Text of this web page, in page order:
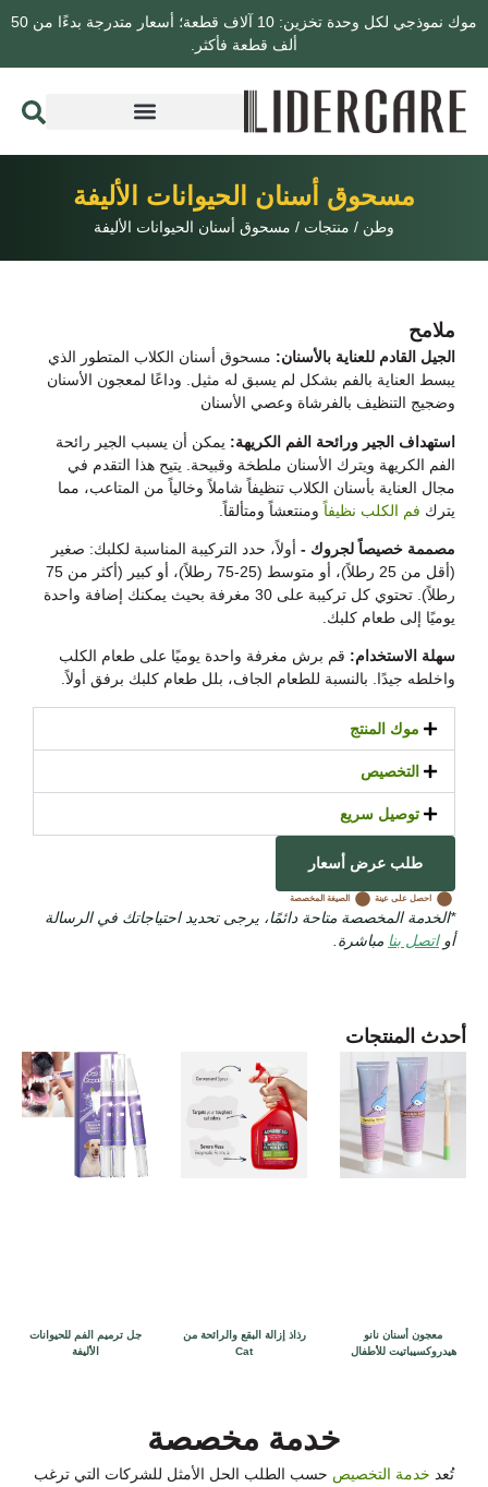
موك نموذجي لكل وحدة تخزين: 10 آلاف قطعة؛ أسعار متدرجة بدءًا من 50
ألف قطعة فأكثر.
مسحوق أسنان الحيوانات الأليفة
وطن / منتجات / مسحوق أسنان الحيوانات الأليفة
ملامح
الجيل القادم للعناية بالأسنان: مسحوق أسنان الكلاب المتطور الذي
يبسط العناية بالفم بشكل لم يسبق له مثيل. وداعًا لمعجون الأسنان
وضجيج التنظيف بالفرشاة وعصي الأسنان
استهداف الجير ورائحة الفم الكريهة: يمكن أن يسبب الجير رائحة
الفم الكريهة ويترك الأسنان ملطخة وقبيحة. يتيح هذا التقدم في
مجال العناية بأسنان الكلاب تنظيفاً شاملاً وخالياً من المتاعب، مما
يترك فم الكلب نظيفاًومنتعشاً ومتألقاً.
مصممة خصيصاً لجروك - أولاً، حدد التركيبة المناسبة لكلبك: صغير
(أقل من 25 رطلاً)، أو متوسط (25-75 رطلاً)، أو
كبير (أكثر من 75
رطلاً). تحتوي كل تركيبة على 30 مغرفة بحيث يمكنك إضافة واحدة
يوميًا إلى طعام كلبك.
سهلة الاستخدام: قم برش مغرفة واحدة يوميًا على طعام الكلب
واخلطه جيدًا. بالنسبة للطعام الجاف، بلل طعام كلبك برفق أولاً.
موك المنتج
التخصيص
توصيل سريع
طلب عرض أسعار
احصل على عينة الصيغة المخصصة
*الخدمة المخصصة متاحة دائمًا، يرجى تحديد احتياجاتك في الرسالة
أواتصل بنا مباشرة.
أحدث المنتجات
معجون أسنان نانو
هيدروكسيباتيت للأطفال
رذاذ إزالة البقع والرائحة من
Cat
جل ترميم الفم للحيوانات
الأليفة
خدمة مخصصة
تُعد خدمة التخصيص حسب الطلب الحل الأمثل للشركات التي ترغب